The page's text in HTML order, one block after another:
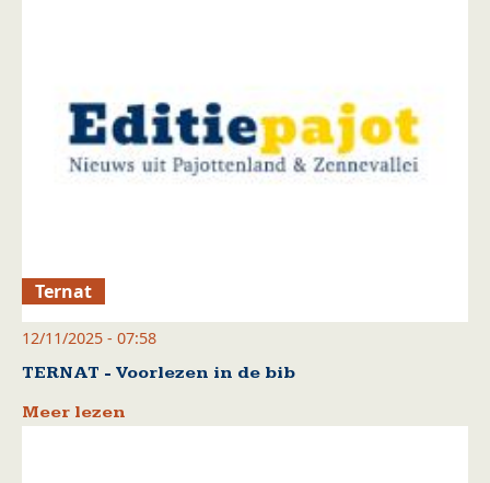
Ternat
12/11/2025 - 07:58
TERNAT - Voorlezen in de bib
Meer lezen